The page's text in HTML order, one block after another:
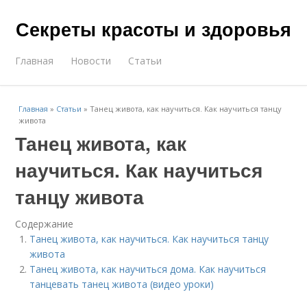
Секреты красоты и здоровья
Главная Новости Статьи
Главная » Статьи »Танец живота, как научиться. Как научиться танцу
живота
Танец живота, как
научиться. Как научиться
танцу живота
Содержание
Танец живота, как научиться. Как научиться танцу
живота
Танец живота, как научиться дома. Как научиться
танцевать танец живота (видео уроки)